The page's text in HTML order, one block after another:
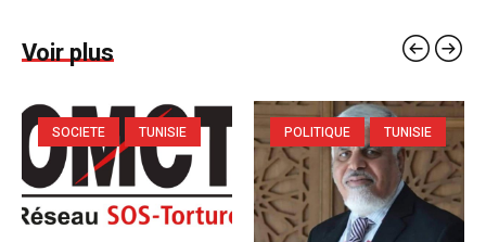
Voir plus
SOCIETE TUNISIE POLITIQUE TUNISIE